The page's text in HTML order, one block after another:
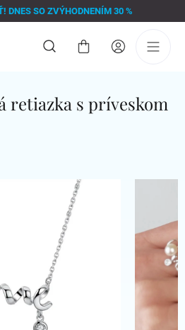
DNES SO ZVÝHODNENÍM 30 %
Nákupný
retiazka s príveskom